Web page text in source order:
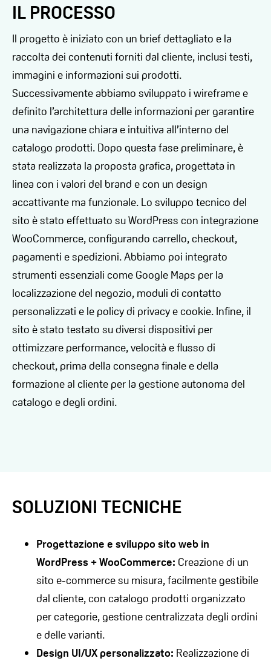
IL PROCESSO
Il progetto è iniziato con un brief dettagliato e la
raccolta dei contenuti forniti dal cliente, inclusi testi,
immagini e informazioni sui prodotti.
Successivamente abbiamo sviluppato i wireframe e
definito l’architettura delle informazioni per garantire
una navigazione chiara e intuitiva all’interno del
catalogo prodotti. Dopo questa fase preliminare, è
stata realizzata la proposta grafica, progettata in
linea con i valori del brand e con un design
accattivante ma funzionale. Lo sviluppo tecnico del
sito è stato effettuato su WordPress con integrazione
WooCommerce, configurando carrello, checkout,
pagamenti e spedizioni. Abbiamo poi integrato
strumenti essenziali come Google Maps per la
localizzazione del negozio, moduli di contatto
personalizzati e le policy di privacy e cookie. Infine, il
sito è stato testato su diversi dispositivi per
ottimizzare performance, velocità e flusso di
checkout, prima della consegna finale e della
formazione al cliente per la gestione autonoma del
catalogo e degli ordini.
SOLUZIONI TECNICHE
Progettazione e sviluppo sito web in
WordPress + WooCommerce: Creazione di un
sito e-commerce su misura, facilmente gestibile
dal cliente, con catalogo prodotti organizzato
per categorie, gestione centralizzata degli ordini
e delle varianti.
Design UI/UX personalizzato: Realizzazione di